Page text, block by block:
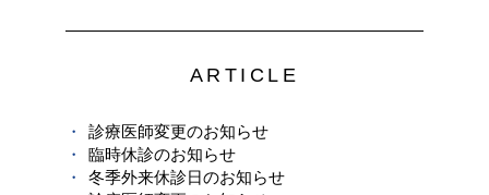
ARTICLE
診療医師変更のお知らせ
臨時休診のお知らせ
冬季外来休診日のお知らせ